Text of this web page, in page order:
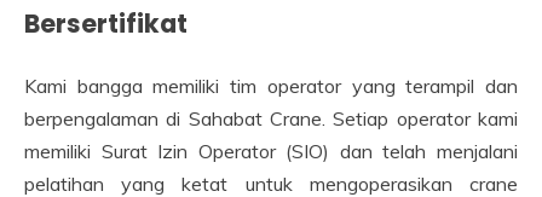
Bersertifikat
Kami bangga memiliki tim operator yang terampil dan
berpengalaman di Sahabat Crane. Setiap operator kami
memiliki Surat Izin Operator (SIO) dan telah menjalani
pelatihan yang ketat untuk mengoperasikan crane